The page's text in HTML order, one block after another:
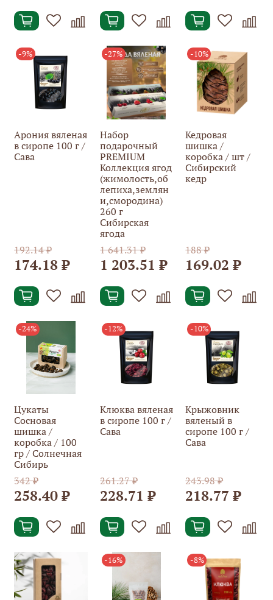
-9%
Арония вяленая
в сиропе 100 г /
Сава
192.14 ₽
174.18 ₽
-27%
Набор
подарочный
PREMIUM
Коллекция ягод
(жимолость,об
лепиха,землян
и,смородина)
260 г
Сибирская
ягода
1 641.31 ₽
1 203.51 ₽
-10%
Кедровая
шишка /
коробка / шт /
Сибирский
кедр
188 ₽
169.02 ₽
-24%
Цукаты
Сосновая
шишка /
коробка / 100
гр / Солнечная
Сибирь
342 ₽
258.40 ₽
-12%
Клюква вяленая
в сиропе 100 г /
Сава
261.27 ₽
228.71 ₽
-10%
Крыжовник
вяленый в
сиропе 100 г /
Сава
243.98 ₽
218.77 ₽
-16% -8%